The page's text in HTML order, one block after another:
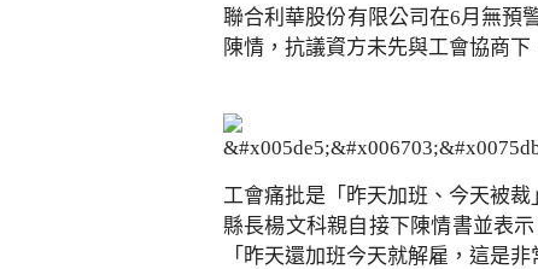
聯合利華股份有限公司在6月無預
陳情，抗議資方未先與工會協商
工會痛批是「昨天加班、今天被裁
縣長楊文科親自接下陳情書並表
「昨天還加班今天就解雇，這是